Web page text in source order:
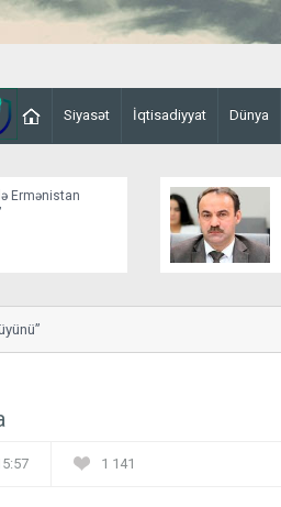
Siyasət İqtisadiyyat Dünya
Ermənistan
1 141